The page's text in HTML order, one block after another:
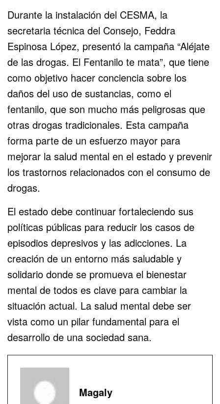
Durante la instalación del CESMA, la
secretaria técnica del Consejo, Feddra
Espinosa López, presentó la campaña “Aléjate
de las drogas. El Fentanilo te mata”, que tiene
como objetivo hacer conciencia sobre los
daños del uso de sustancias, como el
fentanilo, que son mucho más peligrosas que
otras drogas tradicionales. Esta campaña
forma parte de un esfuerzo mayor para
mejorar la salud mental en el estado y prevenir
los trastornos relacionados con el consumo de
drogas.
El estado debe continuar fortaleciendo sus
políticas públicas para reducir los casos de
episodios depresivos y las adicciones. La
creación de un entorno más saludable y
solidario donde se promueva el bienestar
mental de todos es clave para cambiar la
situación actual. La salud mental debe ser
vista como un pilar fundamental para el
desarrollo de una sociedad sana.
Magaly